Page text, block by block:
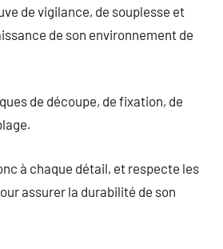
de vigilance, de souplesse et
de son environnement de
de découpe, de fixation, de
à chaque détail, et respecte les
assurer la durabilité de son